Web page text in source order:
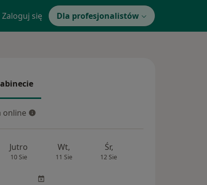
Zaloguj się Dla profesjonalistów
online
online
Jutro
10 Sie
Wt,
11 Sie
Śr,
12 Sie